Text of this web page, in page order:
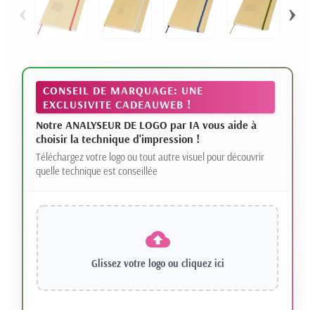
‹ ›
CONSEIL DE MARQUAGE: UNE
EXCLUSIVITE CADEAUWEB !
Notre ANALYSEUR DE LOGO par IA vous aide à
choisir la technique d'impression !
Téléchargez votre logo ou tout autre visuel pour découvrir
quelle technique est conseillée
Glissez votre logo ou cliquez ici